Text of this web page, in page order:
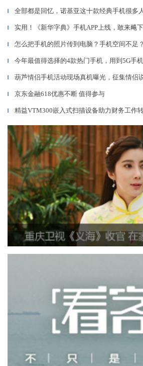
▎ 全部都是回忆，诺基亚这十款经典手机很多
▎ 实用！《新华字典》手机APP上线，敢来飚
▎ 怎么把手机的照片传到电脑？手机空间不足
▎ 今年最值得选择的4款热门手机，用到5G手
▎ 葫芦情侣手机活动现场真机曝光，征集情侣
▎ 京东金融618优惠不断 值得参与
▎ 精益VTM300嵌入式扫描设备助力财务工作